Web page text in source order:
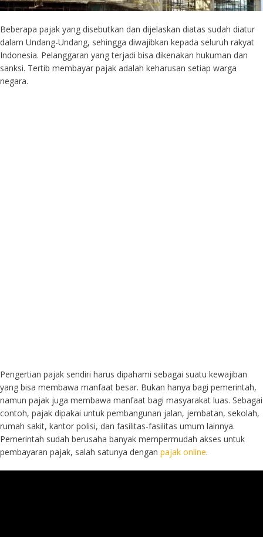
Beberapa pajak yang disebutkan dan dijelaskan diatas sudah diatur
dalam Undang-Undang, sehingga diwajibkan kepada seluruh rakyat
Indonesia. Pelanggaran yang terjadi bisa dikenakan hukuman dan
sanksi. Tertib membayar pajak adalah keharusan setiap warga
negara.
Pengertian pajak sendiri harus dipahami sebagai suatu kewajiban
yang bisa membawa manfaat besar. Bukan hanya bagi pemerintah,
namun pajak juga membawa manfaat bagi masyarakat luas. Sebagai
contoh, pajak dipakai untuk pembangunan jalan, jembatan, sekolah,
rumah sakit, kantor polisi, dan fasilitas-fasilitas umum lainnya.
Pemerintah sudah berusaha banyak mempermudah akses untuk
pembayaran pajak, salah satunya dengan pajak online.